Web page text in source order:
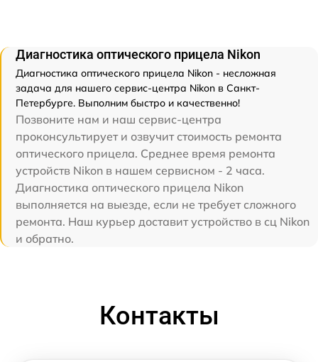
Диагностика оптического прицела Nikon
Диагностика оптического прицела Nikon - несложная
задача для нашего сервис-центра Nikon в Санкт-
Петербурге. Выполним быстро и качественно!
Позвоните нам и наш сервис-центра
проконсультирует и озвучит стоимость ремонта
оптического прицела. Среднее время ремонта
устройств Nikon в нашем сервисном - 2 часа.
Диагностика оптического прицела Nikon
выполняется на выезде, если не требует сложного
ремонта. Наш курьер доставит устройство в сц Nikon
и обратно.
Контакты